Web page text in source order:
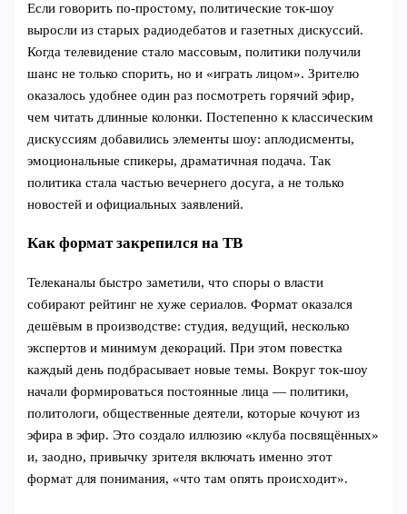
Если говорить по‑простому, политические ток‑шоу
выросли из старых радиодебатов и газетных дискуссий.
Когда телевидение стало массовым, политики получили
шанс не только спорить, но и «играть лицом». Зрителю
оказалось удобнее один раз посмотреть горячий эфир,
чем читать длинные колонки. Постепенно к классическим
дискуссиям добавились элементы шоу: аплодисменты,
эмоциональные спикеры, драматичная подача. Так
политика стала частью вечернего досуга, а не только
новостей и официальных заявлений.
Как формат закрепился на ТВ
Телеканалы быстро заметили, что споры о власти
собирают рейтинг не хуже сериалов. Формат оказался
дешёвым в производстве: студия, ведущий, несколько
экспертов и минимум декораций. При этом повестка
каждый день подбрасывает новые темы. Вокруг ток‑шоу
начали формироваться постоянные лица — политики,
политологи, общественные деятели, которые кочуют из
эфира в эфир. Это создало иллюзию «клуба посвящённых»
и, заодно, привычку зрителя включать именно этот
формат для понимания, «что там опять происходит».